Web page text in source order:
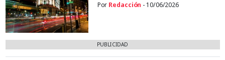
Por Redacción - 10/06/2026
PUBLICIDAD